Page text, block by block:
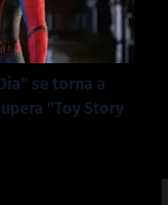
se torna a
"Toy Story